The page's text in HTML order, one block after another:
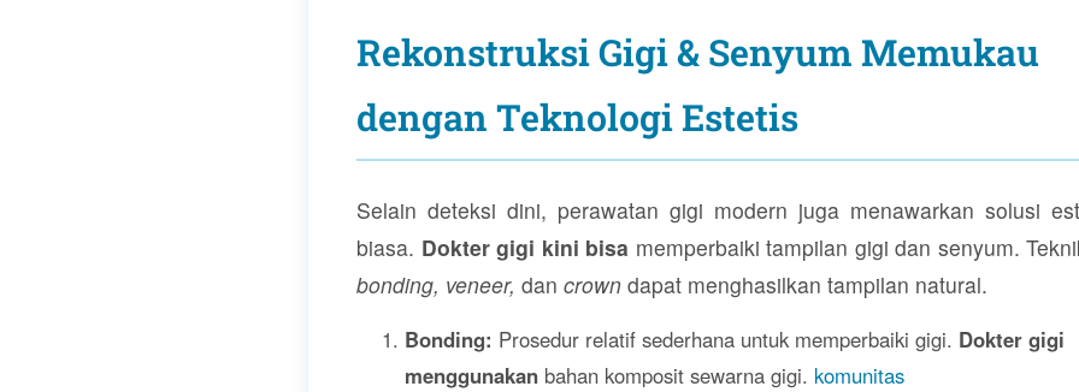
Rekonstruksi Gigi & Senyum Memukau
dengan Teknologi Estetis
Selain deteksi dini, perawatan gigi modern juga menawarkan solusi
biasa. Dokter gigi kini bisa memperbaiki tampilan gigi dan senyum.
bonding, veneer, dan crown dapat menghasilkan tampilan natural.
Bonding: Prosedur relatif sederhana untuk memperbaiki gigi. Dokter gigi
menggunakan bahan komposit sewarna gigi. komunitas